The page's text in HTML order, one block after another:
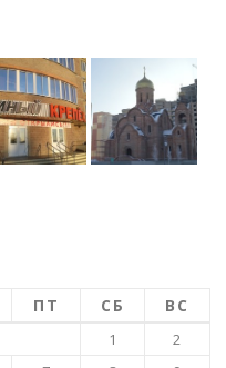
ПТ СБ ВС
1
2